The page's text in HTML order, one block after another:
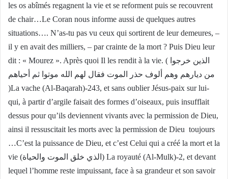
les os abîmés regagnent la vie et se reforment puis se recouvrent
de chair…Le Coran nous informe aussi de quelques autres
situations…. N’as-tu pas vu ceux qui sortirent de leur demeures, –
il y en avait des milliers, – par crainte de la mort ? Puis Dieu leur
dit : « Mourez ». Après quoi Il les rendit à la vie. ( الذين خرجوا
من ديارهم وهم ألوف حذر الموت فقال لهم الله موتوا ثم أحياهم
)La vache (Al-Baqarah)-243, et sans oublier Jésus-paix sur lui-
qui, à partir d’argile faisait des formes d’oiseaux, puis insufflait
dessus pour qu’ils deviennent vivants avec la permission de Dieu,
ainsi il ressuscitait les morts avec la permission de Dieu toujours
…C’est la puissance de Dieu, et c’est Celui qui a créé la mort et la
vie (الذي خلق الموت والحياة) La royauté (Al-Mulk)-2, et devant
lequel l’homme reste impuissant, face à sa grandeur et son savoir